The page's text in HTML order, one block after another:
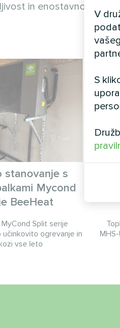
in enostavno
stanovanje s
Mycond
BeeHeat
Split serije
ogrevanje in
vse leto
V
S